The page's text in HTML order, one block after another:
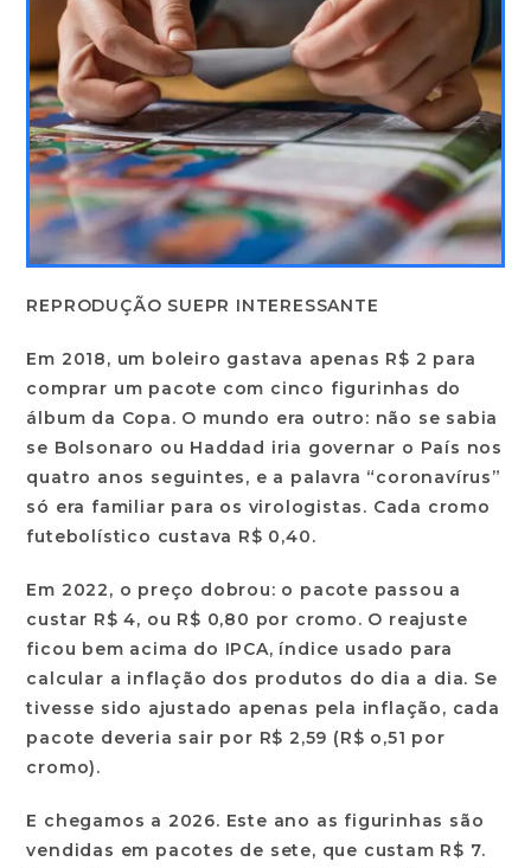
REPRODUÇÃO SUEPR INTERESSANTE
Em 2018, um boleiro gastava apenas R$ 2 para
comprar um pacote com cinco figurinhas do
álbum da Copa. O mundo era outro: não se sabia
se Bolsonaro ou Haddad iria governar o País nos
quatro anos seguintes, e a palavra “coronavírus”
só era familiar para os virologistas. Cada cromo
futebolístico custava R$ 0,40.
Em 2022, o preço dobrou: o pacote passou a
custar R$ 4, ou R$ 0,80 por cromo. O reajuste
ficou bem acima do IPCA, índice usado para
calcular a inflação dos produtos do dia a dia. Se
tivesse sido ajustado apenas pela inflação, cada
pacote deveria sair por R$ 2,59 (R$ o,51 por
cromo).
E chegamos a 2026. Este ano as figurinhas são
vendidas em pacotes de sete, que custam R$ 7.